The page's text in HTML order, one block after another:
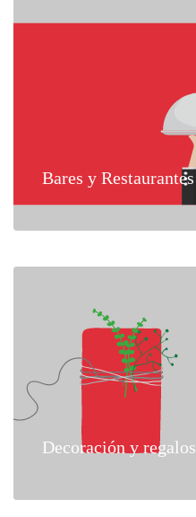
Bares y Restaurantes
Decoración y regalos